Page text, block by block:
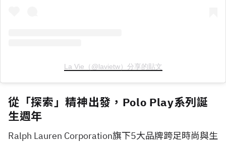
La Vie（@lavietw）分享的貼文
從「探索」精神出發，Polo Play系列誕
生週年
Ralph Lauren Corporation旗下5大品牌跨足時尚與生